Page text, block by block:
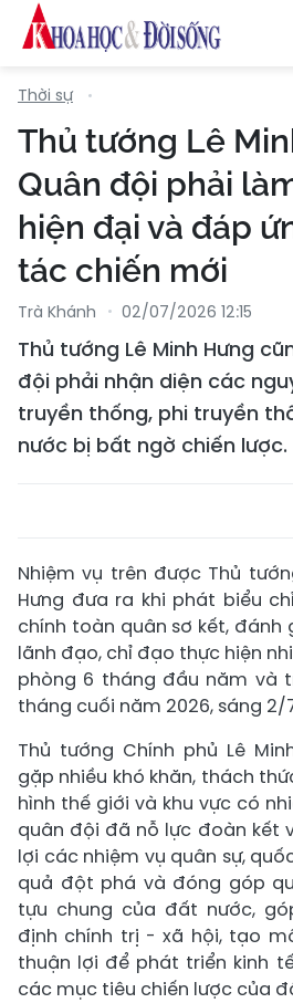
Thời sự
Thủ tướng Lê
Quân đội phải
hiện đại và đáp
tác chiến mới
Trà Khánh 02/07/2026 12:15
Thủ tướng Lê Minh Hưng
đội phải nhận diện các
truyền thống, phi truyền
nước bị bất ngờ chiến lược.
Nhiệm vụ trên được Thủ
Hưng đưa ra khi phát biểu
chính toàn quân sơ kết,
lãnh đạo, chỉ đạo thực hiện
phòng 6 tháng đầu năm và
tháng cuối năm 2026, sáng 2/
Thủ tướng Chính phủ Lê
gặp nhiều khó khăn, thách
hình thế giới và khu vực có
quân đội đã nỗ lực đoàn kết
lợi các nhiệm vụ quân sự,
quả đột phá và đóng góp
tựu chung của đất nước,
định chính trị - xã hội, tạo
thuận lợi để phát triển kinh
các mục tiêu chiến lược của